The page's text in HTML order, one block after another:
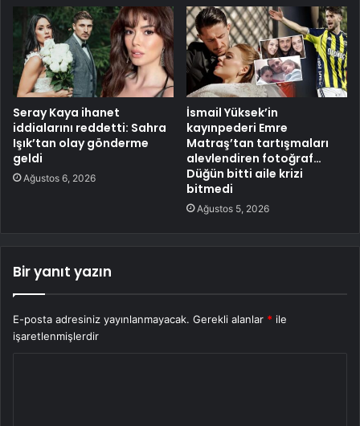
Seray Kaya ihanet
iddialarını reddetti: Sahra
Işık’tan olay gönderme
geldi
Ağustos 6, 2026
İsmail Yüksek’in
kayınpederi Emre
Matraş’tan tartışmaları
alevlendiren fotoğraf…
Düğün bitti aile krizi
bitmedi
Ağustos 5, 2026
Bir yanıt yazın
E-posta adresiniz yayınlanmayacak. Gerekli alanlar * ile
işaretlenmişlerdir